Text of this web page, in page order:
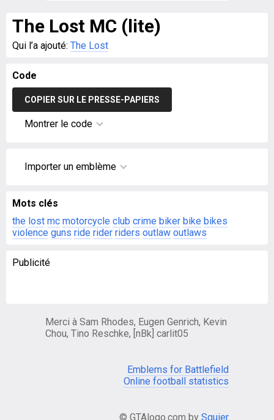
The Lost MC (lite)
Qui l’a ajouté: The Lost
Code
COPIER SUR LE PRESSE-PAPIERS
Montrer le code
Importer un emblème
Mots clés
the lost mc motorcycle club crime biker bike bikes
violence guns ride rider riders outlaw outlaws
Publicité
Merci à Sam Rhodes, Eugen Genrich, Kevin
Chou, Tino Reschke, [nBk] carlit05
Emblems for Battlefield
Online football statistics
© GTAlogo.com by Squier